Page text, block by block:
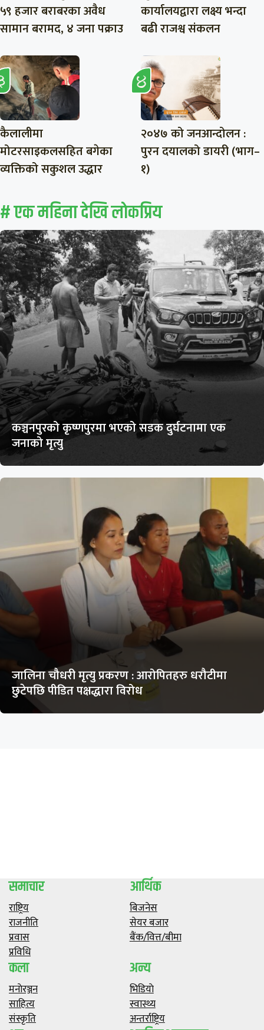
५९ हजार बराबरका अवैध
सामान बरामद, ४ जना पक्राउ
कार्यालयद्वारा लक्ष्य भन्दा
बढी राजश्व संकलन
कैलालीमा
मोटरसाइकलसहित बगेका
व्यक्तिको सकुशल उद्धार
२०४७ को जनआन्दोलन :
पुरन दयालको डायरी (भाग–
१)
# एक महिना देखि लाेकप्रिय
कञ्चनपुरको कृष्णपुरमा भएको सडक दुर्घटनामा एक
जनाको मृत्यु
जालिना चौधरी मृत्यु प्रकरण : आरोपितहरु धरौटीमा
छुटेपछि पीडित पक्षद्धारा विरोध
समाचार
राष्ट्रिय
राजनीति
प्रवास
प्रविधि
आर्थिक
बिजनेस
सेयर बजार
बैंक/वित्त/बीमा
कला
मनाेरञ्जन
साहित्य
संस्कृति
अन्य
भिडियाे
स्वास्थ्य
अन्तर्राष्ट्रिय